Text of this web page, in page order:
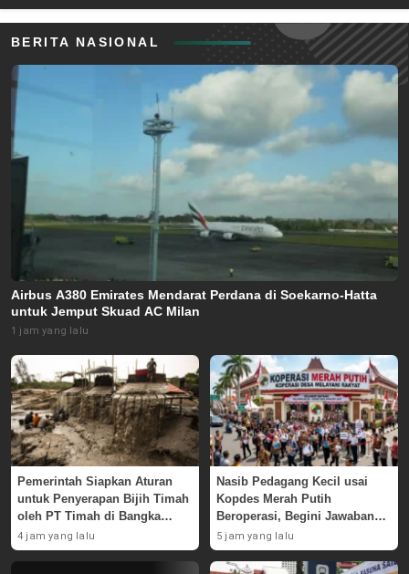
BERITA NASIONAL
Airbus A380 Emirates Mendarat Perdana di Soekarno-Hatta
untuk Jemput Skuad AC Milan
1 jam yang lalu
Pemerintah Siapkan Aturan
untuk Penyerapan Bijih Timah
oleh PT Timah di Bangka
Belitung
4 jam yang lalu
Nasib Pedagang Kecil usai
Kopdes Merah Putih
Beroperasi, Begini Jawaban
Pemerintah
5 jam yang lalu